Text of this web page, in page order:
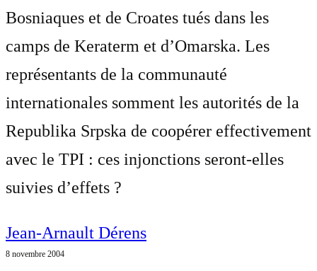
Bosniaques et de Croates tués dans les
camps de Keraterm et d’Omarska. Les
représentants de la communauté
internationales somment les autorités de la
Republika Srpska de coopérer effectivement
avec le TPI : ces injonctions seront-elles
suivies d’effets ?
Jean-Arnault Dérens
8 novembre 2004